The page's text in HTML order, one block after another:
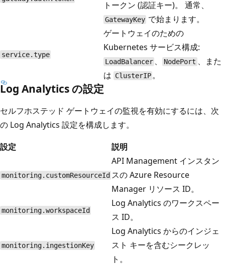
トークン (認証キー)。 通常、
GatewayKey で始まります。
service.type
ゲートウェイのための
Kubernetes サービス構成:
LoadBalancer 、 NodePort 、また
は ClusterIP 。
Log Analytics の設定
セルフホステッド ゲートウェイの監視を有効にするには、次
の Log Analytics 設定を構成します。
設定
説明
monitoring.customResourceId
API Management インスタン
スの Azure Resource
Manager リソース ID。
monitoring.workspaceId
Log Analytics のワークスペー
ス ID。
monitoring.ingestionKey
Log Analytics からのインジェ
スト キーを含むシークレッ
ト。